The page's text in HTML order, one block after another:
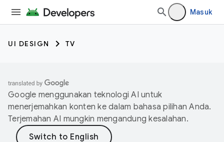
Masuk
UI DESIGN TV
Google menggunakan teknologi AI untuk
menerjemahkan konten ke dalam bahasa pilihan Anda.
Terjemahan AI mungkin mengandung kesalahan.